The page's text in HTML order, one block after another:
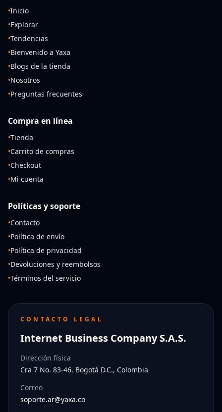
•Inicio
•Explorar
•Tendencias
•Bienvenido a Yaxa
•Blogs de la tienda
•Nosotros
•Preguntas frecuentes
Compra en línea
•Tienda
•Carrito de compras
•Checkout
•Mi cuenta
Políticas y soporte
•Contacto
•Política de envío
•Política de privacidad
•Devoluciones y reembolsos
•Términos del servicio
CONTACTO LEGAL
Internet Business Company S.A.S.
Dirección física
Cra 7 No. 83-46, Bogotá D.C., Colombia
Correo
soporte.ar@yaxa.co